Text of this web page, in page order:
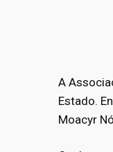
A
Estado.
Moacyr